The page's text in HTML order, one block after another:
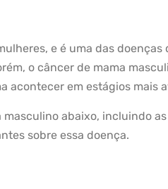
e é uma das
o câncer de mama
acontecer em estágios mais
abaixo, incluindo
sobre essa doença.